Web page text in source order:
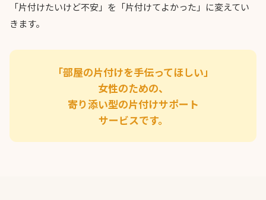
「片付けたいけど不安」を「片付けてよかった」に変えてい
きます。
「部屋の片付けを手伝ってほしい」
女性のための、
寄り添い型の片付けサポート
サービスです。